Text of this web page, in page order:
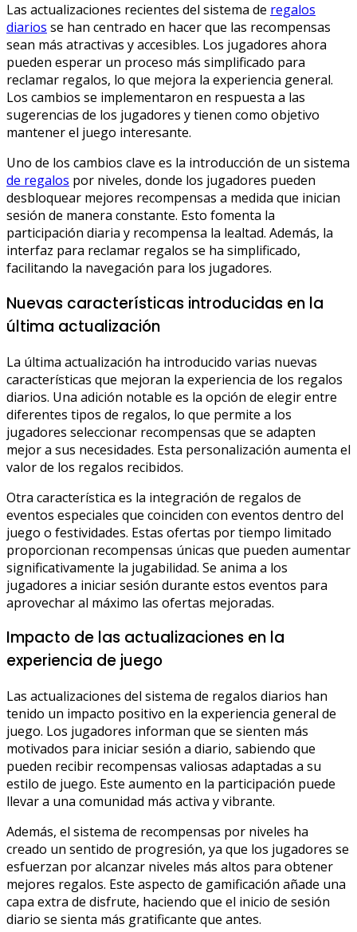
Las actualizaciones recientes del sistema de regalos
diarios se han centrado en hacer que las recompensas
sean más atractivas y accesibles. Los jugadores ahora
pueden esperar un proceso más simplificado para
reclamar regalos, lo que mejora la experiencia general.
Los cambios se implementaron en respuesta a las
sugerencias de los jugadores y tienen como objetivo
mantener el juego interesante.
Uno de los cambios clave es la introducción de un sistema
de regalos por niveles, donde los jugadores pueden
desbloquear mejores recompensas a medida que inician
sesión de manera constante. Esto fomenta la
participación diaria y recompensa la lealtad. Además, la
interfaz para reclamar regalos se ha simplificado,
facilitando la navegación para los jugadores.
Nuevas características introducidas en la
última actualización
La última actualización ha introducido varias nuevas
características que mejoran la experiencia de los regalos
diarios. Una adición notable es la opción de elegir entre
diferentes tipos de regalos, lo que permite a los
jugadores seleccionar recompensas que se adapten
mejor a sus necesidades. Esta personalización aumenta el
valor de los regalos recibidos.
Otra característica es la integración de regalos de
eventos especiales que coinciden con eventos dentro del
juego o festividades. Estas ofertas por tiempo limitado
proporcionan recompensas únicas que pueden aumentar
significativamente la jugabilidad. Se anima a los
jugadores a iniciar sesión durante estos eventos para
aprovechar al máximo las ofertas mejoradas.
Impacto de las actualizaciones en la
experiencia de juego
Las actualizaciones del sistema de regalos diarios han
tenido un impacto positivo en la experiencia general de
juego. Los jugadores informan que se sienten más
motivados para iniciar sesión a diario, sabiendo que
pueden recibir recompensas valiosas adaptadas a su
estilo de juego. Este aumento en la participación puede
llevar a una comunidad más activa y vibrante.
Además, el sistema de recompensas por niveles ha
creado un sentido de progresión, ya que los jugadores se
esfuerzan por alcanzar niveles más altos para obtener
mejores regalos. Este aspecto de gamificación añade una
capa extra de disfrute, haciendo que el inicio de sesión
diario se sienta más gratificante que antes.